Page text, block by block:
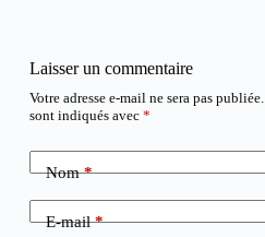
Laisser un commentaire
Votre adresse e-mail ne sera pas publiée.
sont indiqués avec *
Nom*
E-mail*